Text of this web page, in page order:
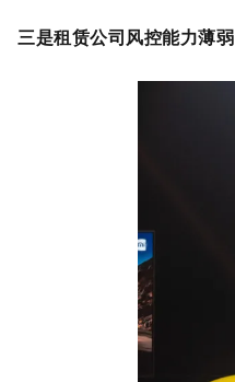
三是租赁公司风控能力薄弱